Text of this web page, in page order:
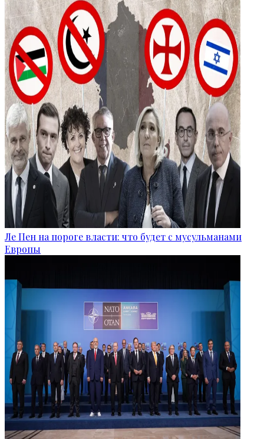
Ле Пен на пороге власти: что будет с мусульманами
Европы